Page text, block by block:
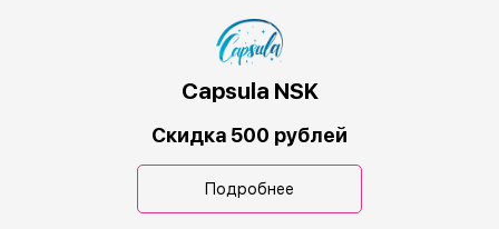
Capsula NSK
Скидка 500 рублей
Подробнее